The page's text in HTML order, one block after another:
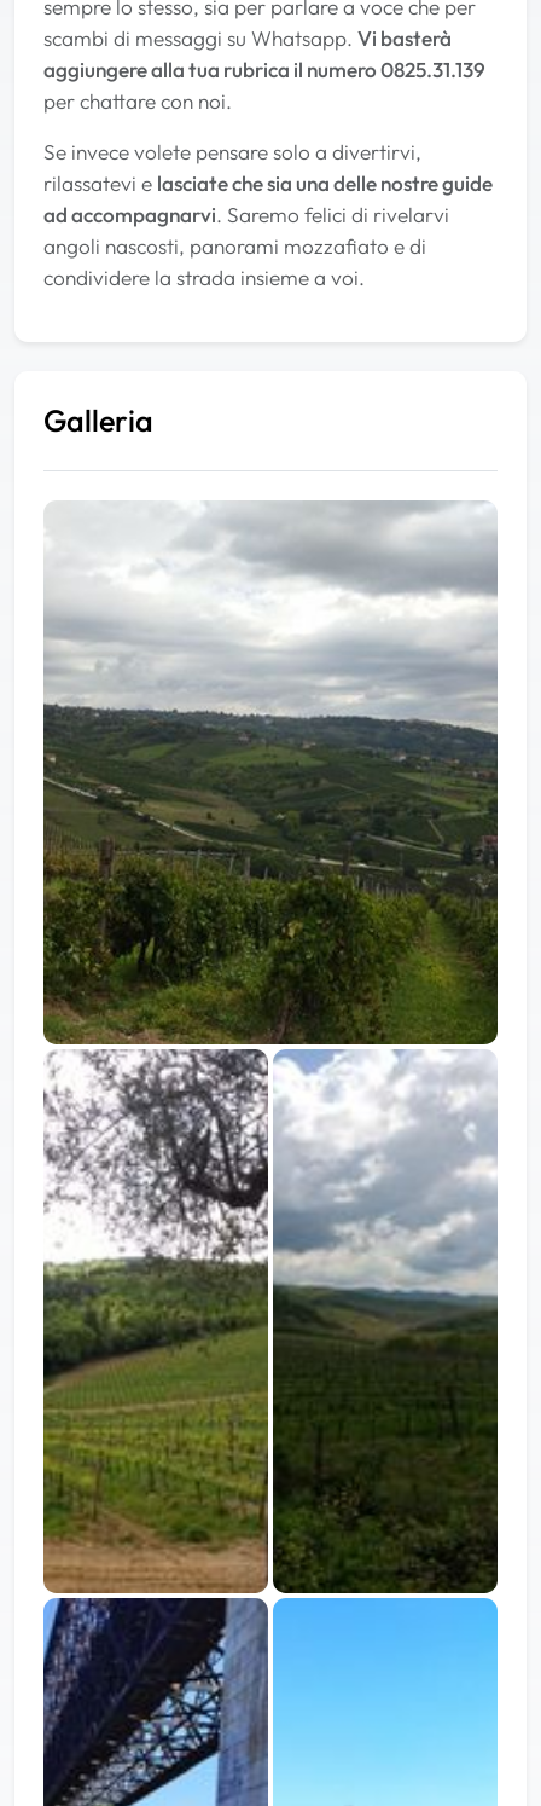
sempre lo stesso, sia per parlare a voce che per
scambi di messaggi su Whatsapp. Vi basterà
aggiungere alla tua rubrica il numero 0825.31.139
per chattare con noi.
Se invece volete pensare solo a divertirvi,
rilassatevi e lasciate che sia una delle nostre guide
ad accompagnarvi. Saremo felici di rivelarvi
angoli nascosti, panorami mozzafiato e di
condividere la strada insieme a voi.
Galleria